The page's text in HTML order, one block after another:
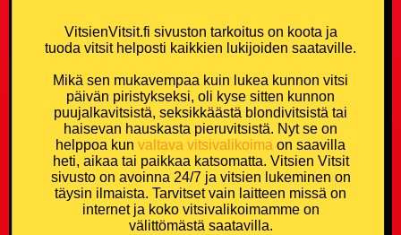
VitsienVitsit.fi sivuston tarkoitus on koota ja
tuoda vitsit helposti kaikkien lukijoiden saataville.
Mikä sen mukavempaa kuin lukea kunnon vitsi
päivän piristykseksi, oli kyse sitten kunnon
puujalkavitsistä, seksikkäästä blondivitsistä tai
haisevan hauskasta pieruvitsistä. Nyt se on
helppoa kun valtava vitsivalikoima on saavilla
heti, aikaa tai paikkaa katsomatta. Vitsien Vitsit
sivusto on avoinna 24/7 ja vitsien lukeminen on
täysin ilmaista. Tarvitset vain laitteen missä on
internet ja koko vitsivalikoimamme on
välittömästä saatavilla.